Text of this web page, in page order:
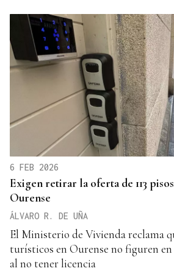
6 FEB 2026
Exigen retirar la oferta de 113
Ourense
ÁLVARO R. DE UÑA
El Ministerio de Vivienda reclama
turísticos en Ourense no figuren
al no tener licencia